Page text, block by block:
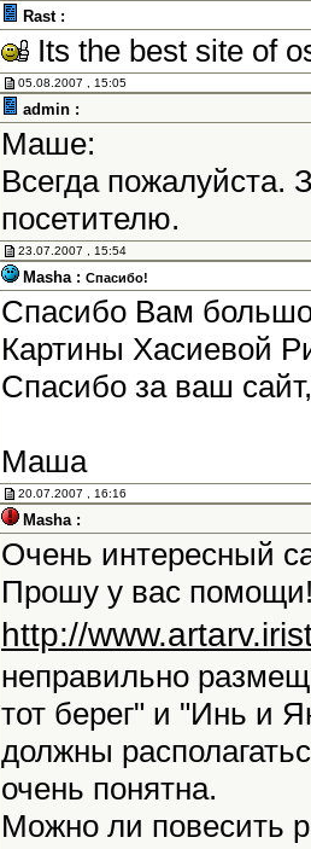
Rast :
Its the best site of
05.08.2007 , 15:05
admin :
Маше:
Всегда
посетителю.
23.07.2007 , 15:54
Masha : Спасибо!
Спасибо Вам
Картины Хасиевой
Спасибо за ваш
Маша
20.07.2007 , 16:16
Masha :
Очень интересный
Прошу у вас
http://
неправильно
тот берег" и "Инь и
должны
очень понятна.
Можно ли повесить